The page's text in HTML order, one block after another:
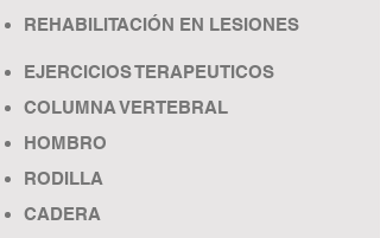
REHABILITACIÓN EN LESIONES
EJERCICIOS TERAPEUTICOS
COLUMNA VERTEBRAL
HOMBRO
RODILLA
CADERA